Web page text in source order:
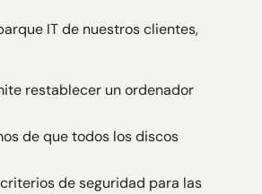
IT de nuestros clientes,
restablecer un ordenador
de que todos los discos
de seguridad para las